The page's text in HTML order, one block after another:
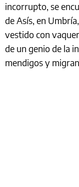
incorrupto, se
de Asís, en
vestido con
de un genio de la
mendigos y